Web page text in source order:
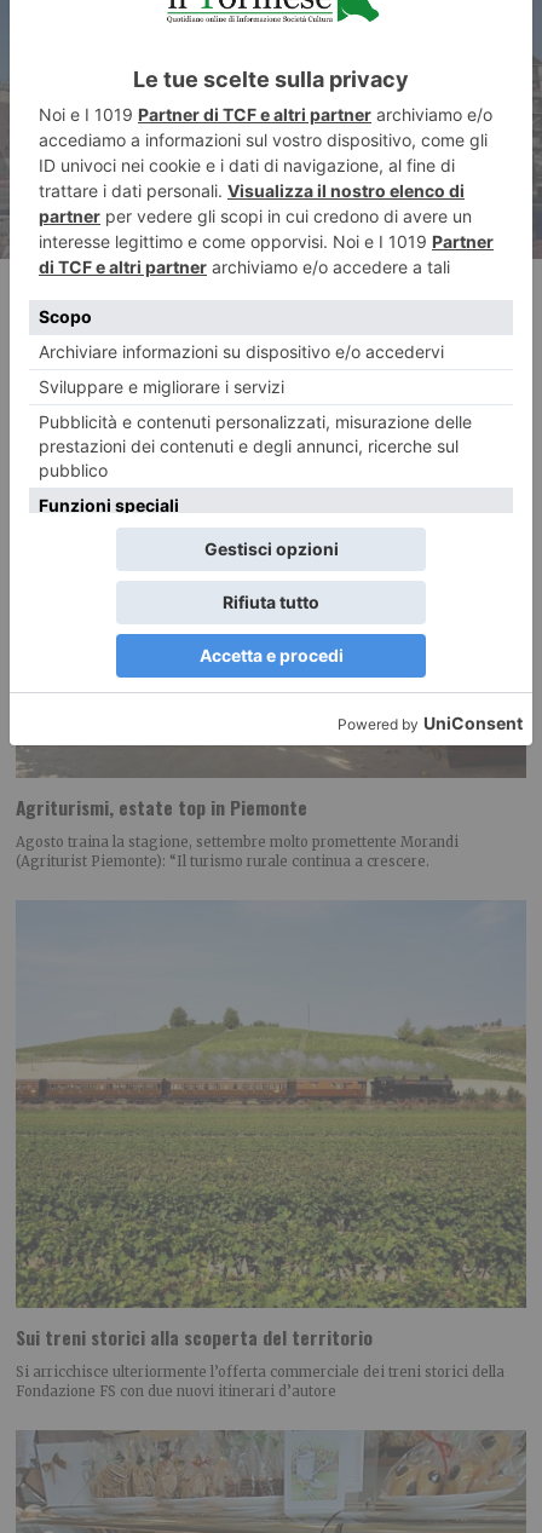
Piazza Baldissera, corso
Moncalieri e via Tripoli: ecco i
cantieri
RECENTI:
Agriturismi, estate top in Piemonte
Agosto traina la stagione, settembre molto promettente Morandi
(Agriturist Piemonte): “Il turismo rurale continua a crescere.
Sui treni storici alla scoperta del territorio
Si arricchisce ulteriormente l’offerta commerciale dei treni storici della
Fondazione FS con due nuovi itinerari d’autore